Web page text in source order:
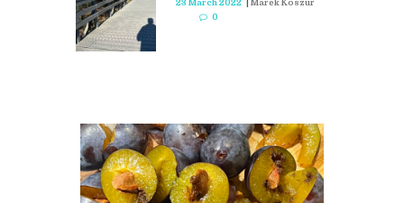
23 March 2022 | Marek Koszur
0